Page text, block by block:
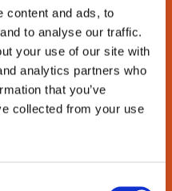
content and ads, to
to analyse our traffic.
your use of our site with
analytics partners who
that you’ve
collected from your use